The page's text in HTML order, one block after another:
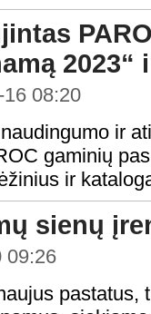
2023“
08:20
ir
gaminių
ir
sienų
09:26
pastatus,